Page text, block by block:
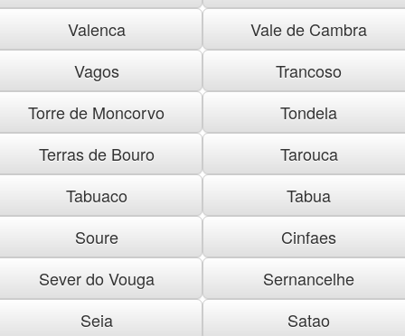
Valenca
Vale de Cambra
Vagos
Trancoso
Torre de Moncorvo
Tondela
Terras de Bouro
Tarouca
Tabuaco
Tabua
Soure
Cinfaes
Sever do Vouga
Sernancelhe
Seia
Satao